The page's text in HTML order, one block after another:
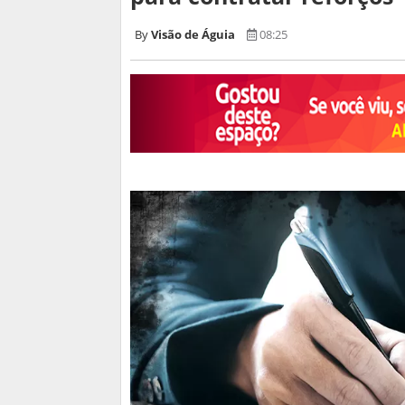
Visão de Águia 08:25